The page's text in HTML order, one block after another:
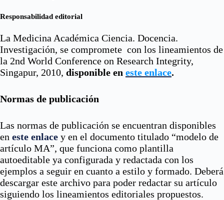
Responsabilidad editorial
La Medicina Académica Ciencia. Docencia.
Investigación, se compromete con los lineamientos de
la 2nd World Conference on Research Integrity,
Singapur, 2010, disponible en este enlace.
Normas de publicación
Las normas de publicación se encuentran disponibles
en este enlace y en el documento titulado “modelo de
artículo MA”, que funciona como plantilla
autoeditable ya configurada y redactada con los
ejemplos a seguir en cuanto a estilo y formado. Deberá
descargar este archivo para poder redactar su artículo
siguiendo los lineamientos editoriales propuestos.